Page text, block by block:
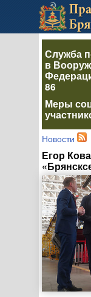
Служба
в
86
Меры
Новости
Егор